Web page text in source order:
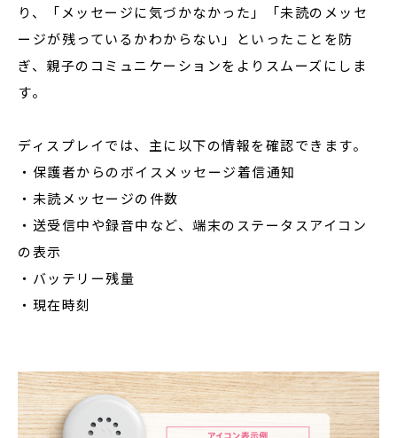
り、「メッセージに気づかなかった」「未読のメッセ
ージが残っているかわからない」といったことを防
ぎ、親子のコミュニケーションをよりスムーズにしま
す。
ディスプレイでは、主に以下の情報を確認できます。
・保護者からのボイスメッセージ着信通知
・未読メッセージの件数
・送受信中や録音中など、端末のステータスアイコン
の表示
・バッテリー残量
・現在時刻